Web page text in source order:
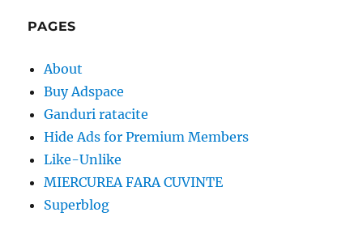
PAGES
About
Buy Adspace
Ganduri ratacite
Hide Ads for Premium Members
Like-Unlike
MIERCUREA FARA CUVINTE
Superblog